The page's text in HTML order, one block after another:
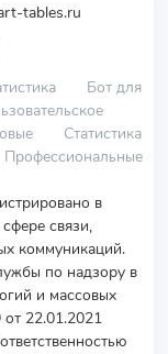
tables.ru
Бот для
Статистика
Профессиональные
в
связи,
коммуникаций.
по надзору в
и массовых
22.01.2021